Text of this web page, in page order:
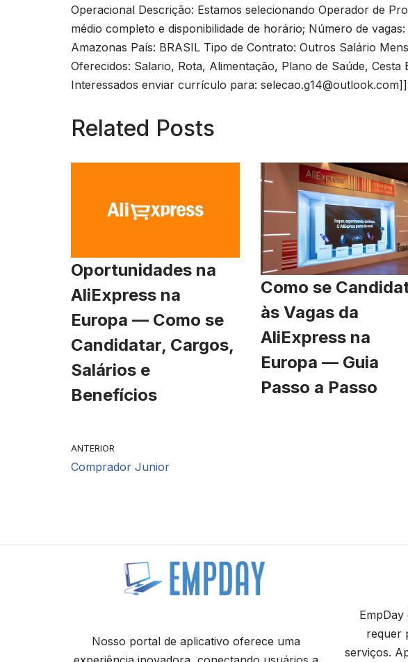
Operacional Descrição: Estamos selecionando Operador de
médio completo e disponibilidade de horário; Número de
Amazonas País: BRASIL Tipo de Contrato: Outros Salário
Oferecidos: Salario, Rota, Alimentação, Plano de Saúde,
Interessados enviar currículo para: selecao.g14@outlook.com
Related Posts
Oportunidades na
AliExpress na
Europa — Como se
Candidatar, Cargos,
Salários e
Benefícios
Como se
às Vagas da
AliExpress na
Europa — Guia
Passo a Passo
ANTERIOR
Comprador Junior
Nosso portal de aplicativo oferece uma
EmpDay
requer
serviços.